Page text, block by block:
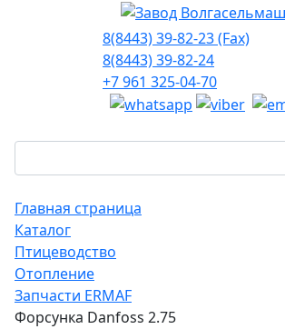
8(8443) 39-82-23 (Fax)
8(8443) 39-82-24
+7 961 325-04-70
Главная страница
Каталог
Птицеводство
Отопление
Запчасти ERMAF
Форсунка Danfoss 2.75